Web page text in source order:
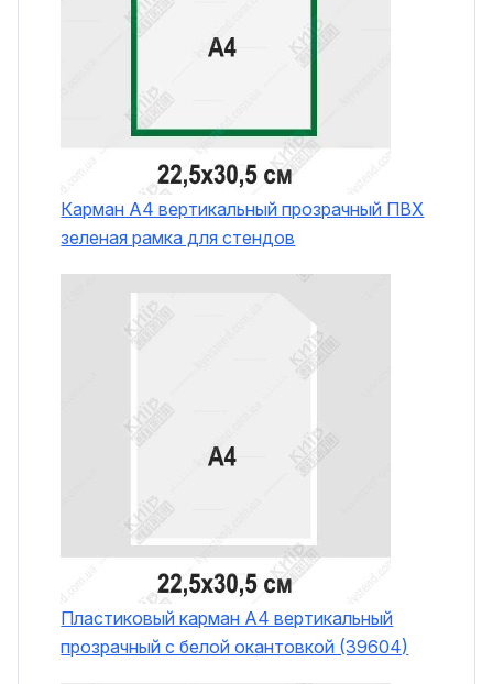
Карман А4 вертикальный прозрачный ПВХ
зеленая рамка для стендов
Пластиковый карман А4 вертикальный
прозрачный с белой окантовкой (39604)